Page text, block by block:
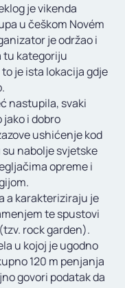
je vikenda
u češkom Novém
je održao i
tu kategoriju
je ista lokacija gdje
nastupila, svaki
i dobro
ushićenje kod
nabolje svjetske
opreme i
a karakteriziraju je
te spustovi
rock garden).
u kojoj je ugodno
120 m penjanja
govori podatak da